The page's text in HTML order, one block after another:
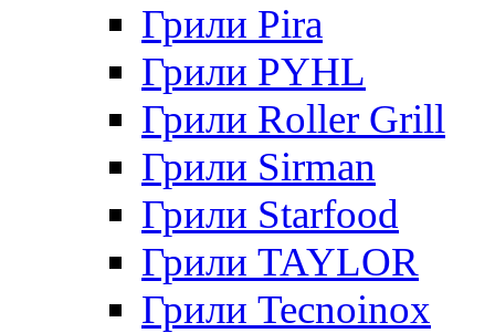
Грили Pira
Грили PYHL
Грили Roller Grill
Грили Sirman
Грили Starfood
Грили TAYLOR
Грили Tecnoinox